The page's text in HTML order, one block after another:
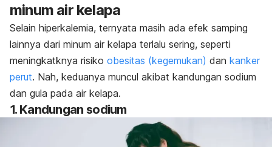
minum air kelapa
Selain hiperkalemia, ternyata masih ada efek samping
lainnya dari minum air kelapa terlalu sering, seperti
meningkatknya risiko obesitas (kegemukan) dan kanker
perut. Nah, keduanya muncul akibat kandungan sodium
dan gula pada air kelapa.
1. Kandungan sodium